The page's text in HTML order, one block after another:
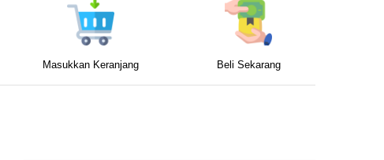
Masukkan Keranjang Beli Sekarang